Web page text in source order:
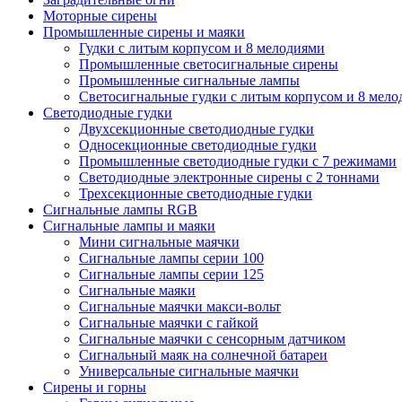
Моторные сирены
Промышленные сирены и маяки
Гудки с литым корпусом и 8 мелодиями
Промышленные светосигнальные сирены
Промышленные сигнальные лампы
Светосигнальные гудки с литым корпусом и 8
Светодиодные гудки
Двухсекционные светодиодные гудки
Односекционные светодиодные гудки
Промышленные светодиодные гудки с 7 режимами
Светодиодные электронные сирены с 2 тоннами
Трехсекционные светодиодные гудки
Сигнальные лампы RGB
Сигнальные лампы и маяки
Мини сигнальные маячки
Сигнальные лампы серии 100
Сигнальные лампы серии 125
Сигнальные маяки
Сигнальные маячки макси-вольт
Сигнальные маячки с гайкой
Сигнальные маячки с сенсорным датчиком
Сигнальный маяк на солнечной батареи
Универсальные сигнальные маячки
Сирены и горны